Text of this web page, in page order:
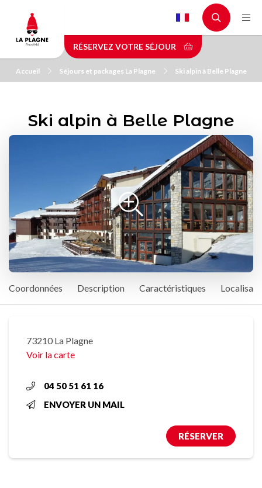
contenu
principal
RÉSERVEZ VOTRE SÉJOUR
Accueil Séjours et packages La Plagne Ski alpin à Belle Plagne
Ski alpin à Belle Plagne
Coordonnées Description Caractéristiques
73210 La Plagne
Voir la carte
04 50 51 61 16
ENVOYER UN MAIL
RÉSERVER